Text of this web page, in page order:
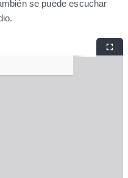
se puede escuchar